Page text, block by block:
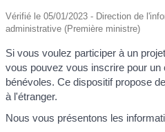
Vérifié le 05/01/2023 - Direction de
administrative (Première ministre)
Si vous voulez participer à un
vous pouvez vous inscrire pour un
bénévoles. Ce dispositif propose
à l'étranger.
Nous vous présentons les